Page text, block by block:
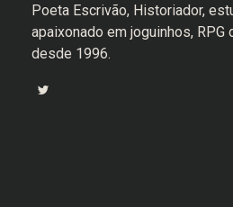
Poeta Escrivão, Historiador,
apaixonado em joguinhos, RPG
desde 1996.